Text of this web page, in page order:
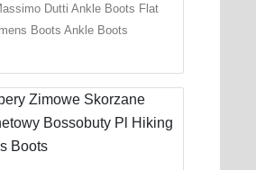
Dutti Ankle Boots Flat
Boots Ankle Boots